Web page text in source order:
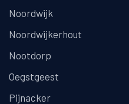
Noordwijk
Noordwijkerhout
Nootdorp
Oegstgeest
Pijnacker